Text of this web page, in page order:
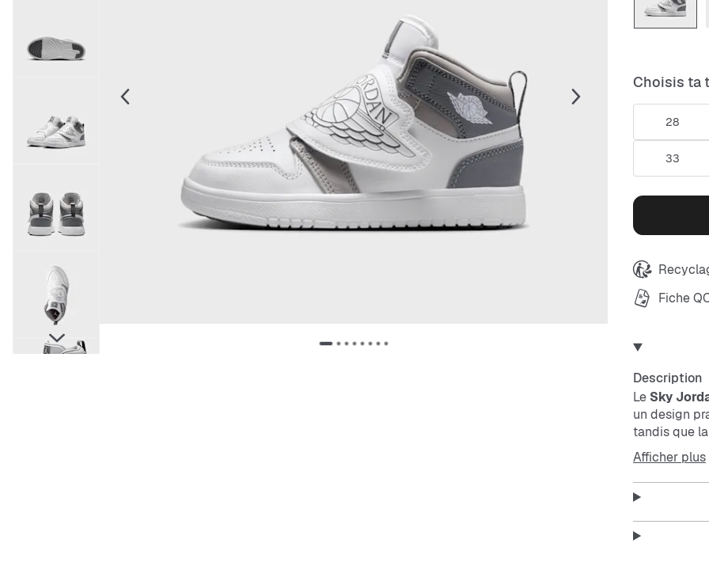
Choisis ta
28
33
Fiche
Description
Le Sky
un design
tandis que
offre
Afficher plus